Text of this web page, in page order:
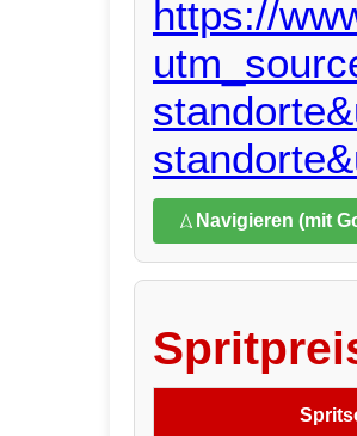
https://
Navigieren (mit